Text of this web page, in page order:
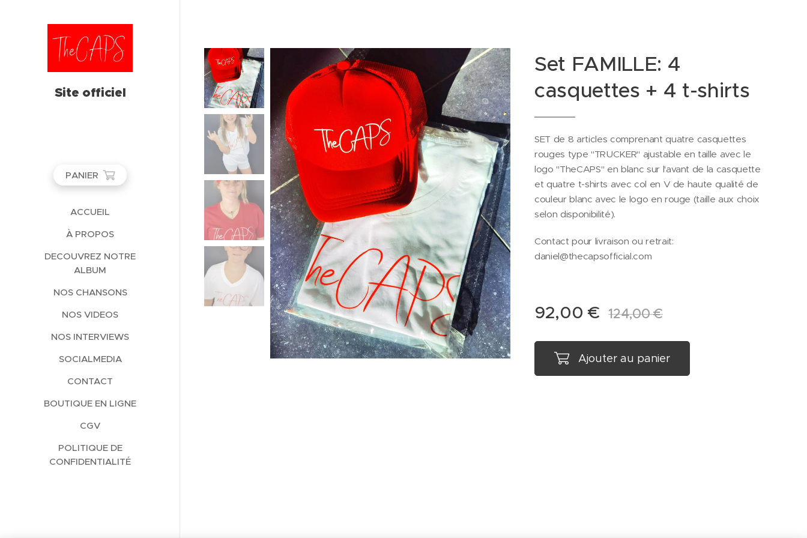
Site officiel
PANIER
ACCUEIL
À PROPOS
DECOUVREZ NOTRE
ALBUM
NOS CHANSONS
NOS VIDEOS
NOS INTERVIEWS
SOCIALMEDIA
CONTACT
BOUTIQUE EN LIGNE
CGV
POLITIQUE DE
CONFIDENTIALITÉ
Set FAMILLE: 4
casquettes + 4 t-shirts
SET de 8 articles comprenant quatre casquettes
rouges type "TRUCKER" ajustable en taille avec le
logo "TheCAPS" en blanc sur l'avant de la casquette
et quatre t-shirts avec col en V de haute qualité de
couleur blanc avec le logo en rouge (taille aux choix
selon disponibilité).
Contact pour livraison ou retrait:
daniel@thecapsofficial.com
92,00 € 124,00€
Ajouter au panier